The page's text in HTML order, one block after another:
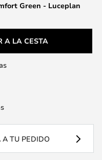
Green - Luceplan
A LA CESTA
TU PEDIDO